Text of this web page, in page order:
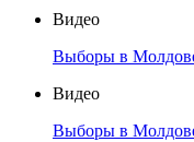
Видео
Выборы в
Видео
Выборы в